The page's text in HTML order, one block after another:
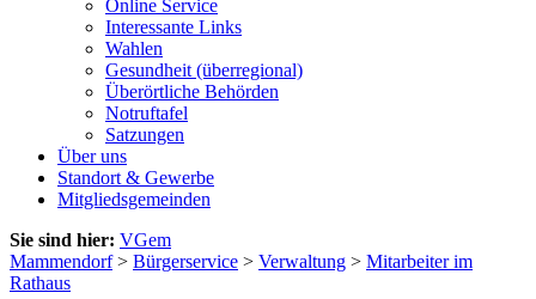
Online Service
Interessante Links
Wahlen
Gesundheit (überregional)
Überörtliche Behörden
Notruftafel
Satzungen
Über uns
Standort & Gewerbe
Mitgliedsgemeinden
Sie sind hier: VGem
Mammendorf> Bürgerservice > Verwaltung > Mitarbeiter im
Rathaus